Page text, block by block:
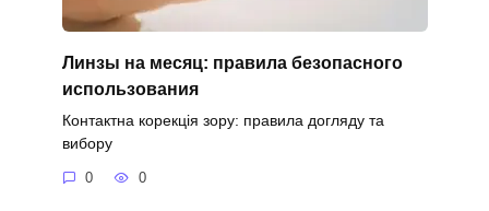
Линзы на месяц: правила безопасного
использования
Контактна корекція зору: правила догляду та
вибору
0 0